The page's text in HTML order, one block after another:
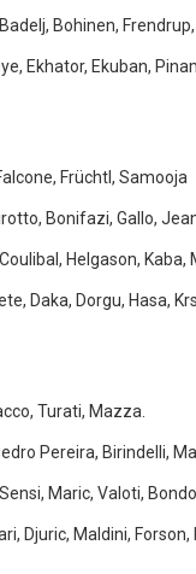
Bohinen,
Ekhator, Ekuban,
Früchtl, Samooja
Bonifazi, Gallo,
Helgason,
Daka, Dorgu, Hasa,
Turati, Mazza.
Pereira, Birindelli,
Maric, Valoti,
Djuric, Maldini,